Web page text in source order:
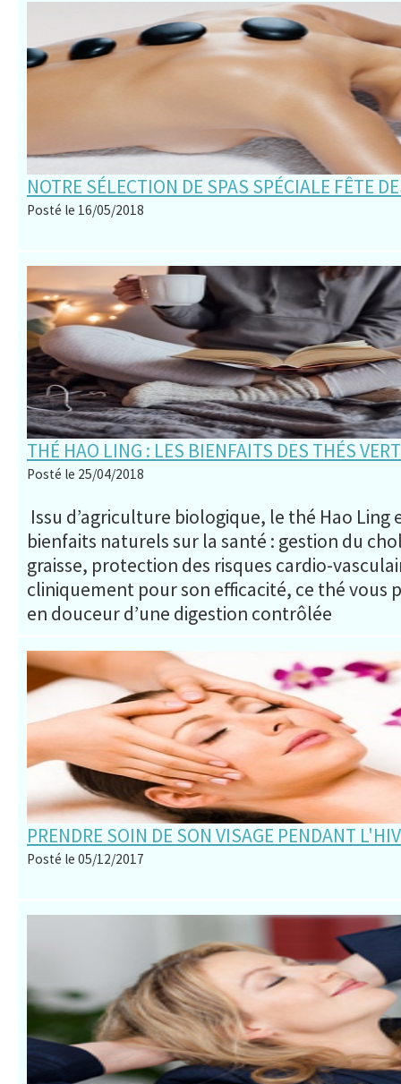
NOTRE SÉLECTION DE SPAS SPÉCIALE FÊTE
Posté le 16/05/2018
THÉ HAO LING : LES BIENFAITS DES THÉS
Posté le 25/04/2018
Issu d’agriculture biologique, le thé Hao Ling
bienfaits naturels sur la santé : gestion du
graisse, protection des risques cardio-
cliniquement pour son efficacité, ce thé vous
en douceur d’une digestion contrôlée
PRENDRE SOIN DE SON VISAGE PENDANT
Posté le 05/12/2017